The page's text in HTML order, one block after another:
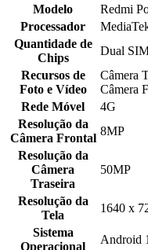
Modelo
Redmi
Processador
Quantidade de
Chips
Dual
Recursos de
Foto e Vídeo
Câmera
Câmera
Rede Móvel
4G
Resolução da
Câmera Frontal
8MP
Resolução da
Câmera
Traseira
50MP
Resolução da
Tela
1640 x
Sistema
Operacional
Android